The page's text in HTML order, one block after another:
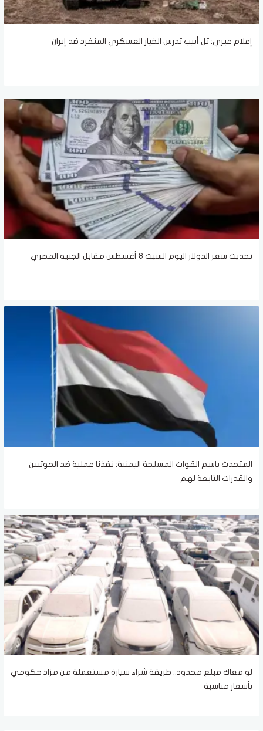
إعلام عبري: تل أبيب تدرس الخيار العسكري المنفرد ضد إيران
تحديث سعر الدولار اليوم السبت 8 أغسطس مقابل الجنيه المصري
المتحدث باسم القوات المسلحة اليمنية: نفذنا عملية ضد الحوثيين
والقدرات التابعة لهم
لو معاك مبلغ محدود.. طريقة شراء سيارة مستعملة من مزاد حكومي
بأسعار مناسبة